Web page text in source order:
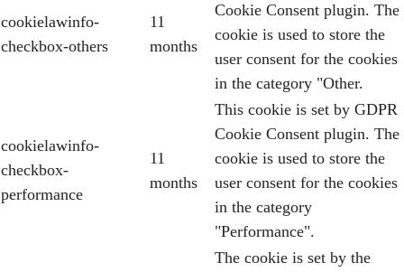
cookielawinfo-
checkbox-others
11
months
Cookie Consent plugin. The
cookie is used to store the
user consent for the cookies
in the category "Other.
cookielawinfo-
checkbox-
performance
11
months
This cookie is set by GDPR
Cookie Consent plugin. The
cookie is used to store the
user consent for the cookies
in the category
"Performance".
The cookie is set by the